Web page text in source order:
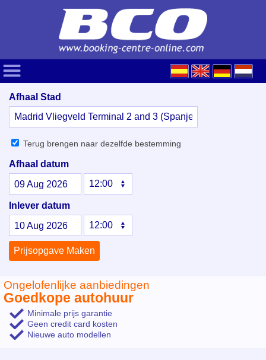
Afhaal Stad
Terug brengen naar dezelfde bestemming
Afhaal datum
09Aug2026
Inlever datum
10Aug2026
Ongelofenlijke aanbiedingen
Goedkope autohuur
Minimale prijs garantie
Geen credit card kosten
Nieuwe auto modellen